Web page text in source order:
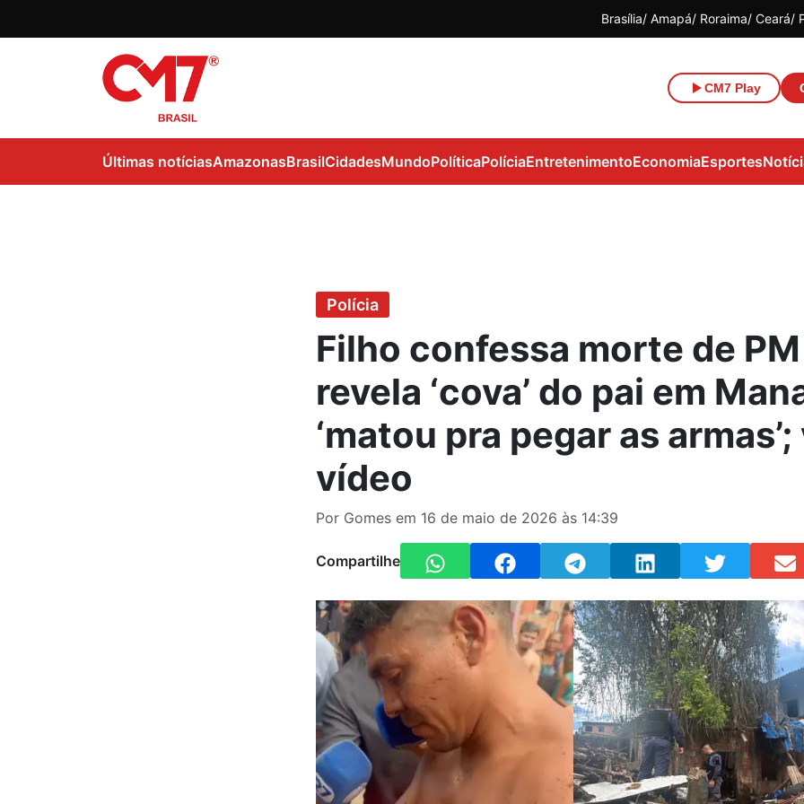
Brasília Amapá Roraima Ceará
CM7 Play
Últimas notíciasAmazonasBrasilCidadesMundoPolíticaPolíciaEntretenimentoEconomiaEsportes
Polícia
Filho confessa morte de
revela ‘cova’ do pai em
‘matou pra pegar as
vídeo
Por Gomes em 16 de maio de 2026 às 14:39
Compartilhe